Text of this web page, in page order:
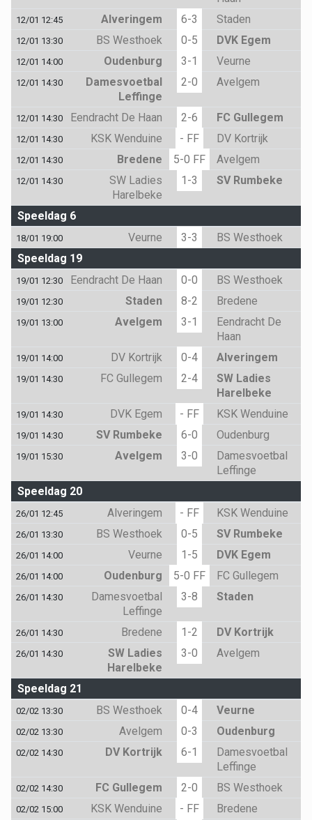
12/01 12:45 Alveringem 6-3 Staden
12/01 13:30 BS Westhoek 0-5 DVK Egem
12/01 14:00 Oudenburg 3-1 Veurne
12/01 14:30
Damesvoetbal
Leffinge
2-0 Avelgem
12/01 14:30 Eendracht De Haan 2-6 FC Gullegem
12/01 14:30 KSK Wenduine - FF DV Kortrijk
12/01 14:30 Bredene 5-0 FF Avelgem
12/01 14:30
SW Ladies
Harelbeke
1-3 SV Rumbeke
Speeldag 6
18/01 19:00 Veurne 3-3
BS Westhoek
Speeldag 19
19/01 12:30 Eendracht De Haan 0-0 BS Westhoek
19/01 12:30 Staden 8-2 Bredene
19/01 13:00 Avelgem 3-1
Eendracht De
Haan
19/01 14:00 DV Kortrijk 0-4 Alveringem
19/01 14:30 FC Gullegem 2-4
SW Ladies
Harelbeke
19/01 14:30 DVK Egem - FF KSK Wenduine
19/01 14:30 SV Rumbeke 6-0 Oudenburg
19/01 15:30 Avelgem 3-0
Damesvoetbal
Leffinge
Speeldag 20
26/01 12:45 Alveringem - FF KSK Wenduine
26/01 13:30 BS Westhoek 0-5 SV Rumbeke
26/01 14:00 Veurne 1-5 DVK Egem
26/01 14:00 Oudenburg 5-0 FF FC Gullegem
26/01 14:30
Damesvoetbal
Leffinge
3-8 Staden
26/01 14:30 Bredene 1-2 DV Kortrijk
26/01 14:30
SW Ladies
Harelbeke
3-0 Avelgem
Speeldag 21
02/02 13:30 BS Westhoek 0-4 Veurne
02/02 13:30 Avelgem 0-3 Oudenburg
02/02 14:30 DV Kortrijk 6-1
Damesvoetbal
Leffinge
02/02 14:30 FC Gullegem 2-0 BS Westhoek
02/02 15:00 KSK Wenduine - FF Bredene